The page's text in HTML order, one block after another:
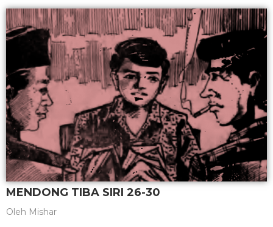
MENDONG TIBA SIRI 26-30
Oleh Mishar